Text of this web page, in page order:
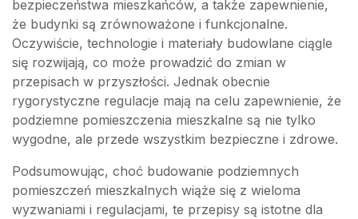
bezpieczeństwa mieszkańców, a także zapewnienie,
że budynki są zrównoważone i funkcjonalne.
Oczywiście, technologie i materiały budowlane ciągle
się rozwijają, co może prowadzić do zmian w
przepisach w przyszłości. Jednak obecnie
rygorystyczne regulacje mają na celu zapewnienie, że
podziemne pomieszczenia mieszkalne są nie tylko
wygodne, ale przede wszystkim bezpieczne i zdrowe.
Podsumowując, choć budowanie podziemnych
pomieszczeń mieszkalnych wiąże się z wieloma
wyzwaniami i regulacjami, te przepisy są istotne dla